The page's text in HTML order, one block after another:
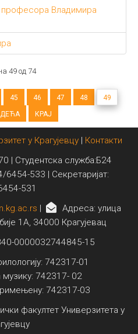
Владимира
49 од 74
45 46 47 48
49
КРАЈ
у Крагујевцу| Контакти
| Студентска служба:Б24
533 | Секретаријат:
531
|
Адреса: улица
1А, 34000 Крагујевац
0000032744845-15
742317-01
музику: 742317- 02
742317-03
факултет Универзитета у